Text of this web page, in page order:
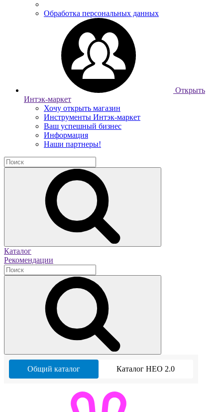
Обработка персональных данных
Открыть
Интэк-маркет
Хочу открыть магазин
Инструменты Интэк-маркет
Ваш успешный бизнес
Информация
Наши партнеры!
Каталог
Рекомендации
Общий каталог Каталог НЕО 2.0